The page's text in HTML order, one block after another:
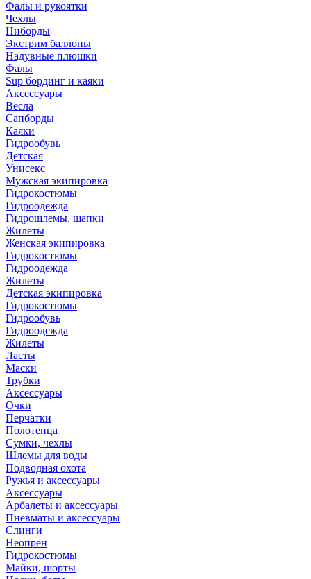
Фалы и рукоятки
Чехлы
Ниборды
Экстрим баллоны
Надувные плюшки
Фалы
Sup бординг и каяки
Аксессуары
Весла
Сапборды
Каяки
Гидрообувь
Детская
Унисекс
Мужская экипировка
Гидрокостюмы
Гидроодежда
Гидрошлемы, шапки
Жилеты
Женская экипировка
Гидрокостюмы
Гидроодежда
Жилеты
Детская экипировка
Гидрокостюмы
Гидрообувь
Гидроодежда
Жилеты
Ласты
Маски
Трубки
Аксессуары
Очки
Перчатки
Полотенца
Сумки, чехлы
Шлемы для воды
Подводная охота
Ружья и аксессуары
Аксессуары
Арбалеты и аксессуары
Пневматы и аксессуары
Слинги
Неопрен
Гидрокостюмы
Майки, шорты